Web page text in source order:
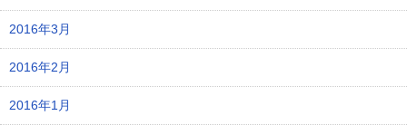
2016年3月
2016年2月
2016年1月